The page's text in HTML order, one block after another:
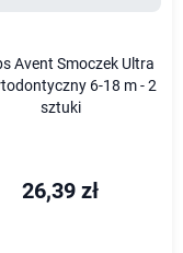
Avent Smoczek Ultra
6-18 m - 2
sztuki
26,39 zł